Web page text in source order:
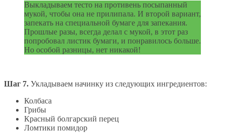
Выкладываем тесто на противень посыпанный
мукой, чтобы она не прилипала. И второй вариант,
запекать на специальной бумаге для запекания.
Прошлые разы, всегда делал с мукой, в этот раз
попробовал листик бумаги, и понравилось больше.
Но особой разницы, нет никакой!
Шаг 7. Укладываем начинку из следующих ингредиентов:
Колбаса
Грибы
Красный болгарский перец
Ломтики помидор